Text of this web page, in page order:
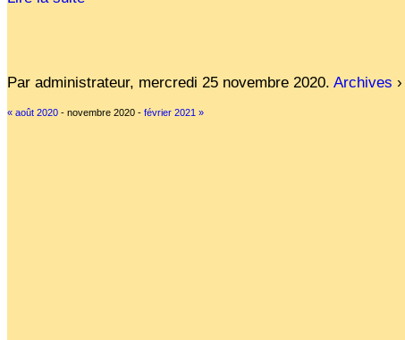
Par administrateur, mercredi 25 novembre 2020. Archives ›
« août 2020 - novembre 2020 - février 2021 »